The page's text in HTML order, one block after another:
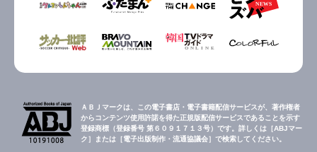
ＡＢＪマークは、この電子書店・電子書籍配信サービスが、著作権者
からコンテンツ使用許諾を得た正規版配信サービスであることを示す
登録商標（登録番号 第６０９１７１３号）です。詳しくは［ABJマー
ク］または［電子出版制作・流通協議会］で検索してください。